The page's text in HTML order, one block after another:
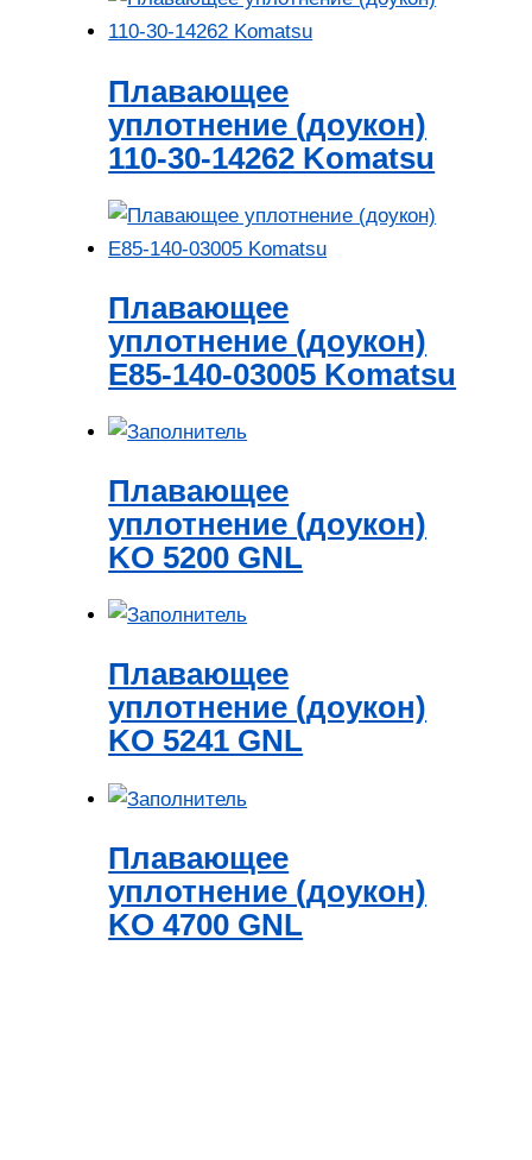
Плавающее
уплотнение (доукон)
110-30-14262 Komatsu
Плавающее
уплотнение (доукон)
E85-140-03005 Komatsu
Плавающее
уплотнение (доукон)
KO 5200 GNL
Плавающее
уплотнение (доукон)
KO 5241 GNL
Плавающее
уплотнение (доукон)
KO 4700 GNL